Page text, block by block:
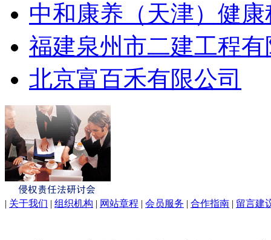
中和康养（天津）健
福建泉州市二建工程
北京富百禾有限公司
| 关于我们 | 组织机构 | 网站章程 | 会员服务 | 合作指南 | 留言建